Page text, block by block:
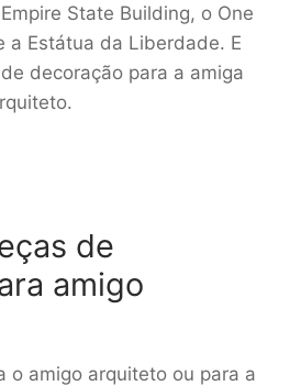
State Building, o One
a Estátua da Liberdade. E
decoração para a amiga
de
amigo
o amigo arquiteto ou para a